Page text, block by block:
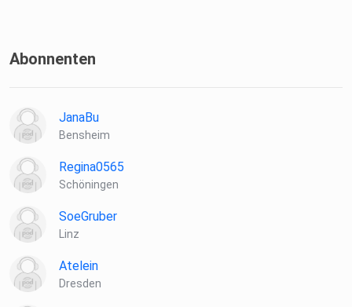
Abonnenten
JanaBu
Bensheim
Regina0565
Schöningen
SoeGruber
Linz
Atelein
Dresden